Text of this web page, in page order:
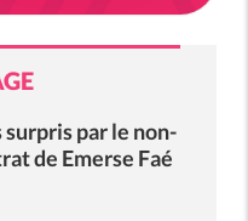
par le non-
de Emerse Faé